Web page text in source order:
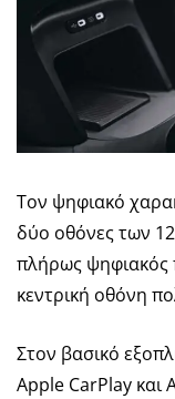
Τον ψηφιακό
δύο οθόνες των
πλήρως ψηφιακός
κεντρική οθόνη
Στον βασικό
Apple CarPlay